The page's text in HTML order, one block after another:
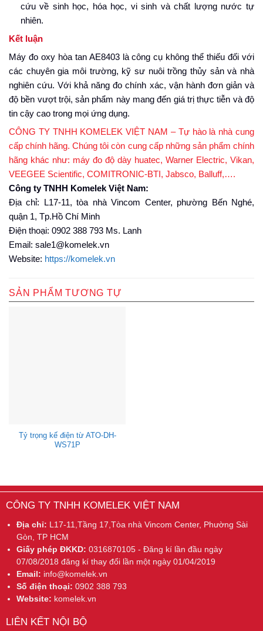
cứu về sinh học, hóa học, vi sinh và chất lượng nước tự
nhiên.
Kết luận
Máy đo oxy hòa tan AE8403 là công cụ không thể thiếu đối với
các chuyên gia môi trường, kỹ sư nuôi trồng thủy sản và nhà
nghiên cứu. Với khả năng đo chính xác, vận hành đơn giản và
độ bền vượt trội, sản phẩm này mang đến giá trị thực tiễn và độ
tin cậy cao trong mọi ứng dụng.
CÔNG TY TNHH KOMELEK VIỆT NAM – Tự hào là nhà cung
cấp chính hãng. Chúng tôi còn cung cấp những sản phẩm chính
hãng khác như: máy đo độ dày huatec, Warner Electric, Vikan,
VEEGEE Scientific, COMITRONIC-BTI, Jabsco, Balluff,….
Công ty TNHH Komelek Việt Nam:
Địa chỉ: L17-11, tòa nhà Vincom Center, phường Bến Nghé,
quận 1, Tp.Hồ Chí Minh
Điện thoại: 0902 388 793 Ms. Lanh
Email: sale1@komelek.vn
Website: https://komelek.vn
SẢN PHẨM TƯƠNG TỰ
Tỷ trọng kế điện từ ATO-DH-
WS71P
CÔNG TY TNHH KOMELEK VIỆT NAM
Địa chỉ: L17-11,Tầng 17,Tòa nhà Vincom Center, Phường Sài
Gòn, TP HCM
Giấy phép ĐKKD: 0316870105 - Đăng kí lần đầu ngày
07/08/2018 đăng kí thay đổi lần một ngày 01/04/2019
Email: info@komelek.vn
Số điện thoại: 0902 388 793
Website: komelek.vn
LIÊN KẾT NỘI BỘ